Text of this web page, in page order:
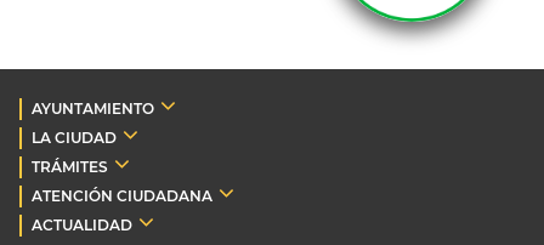
AYUNTAMIENTO
LA CIUDAD
TRÁMITES
ATENCIÓN CIUDADANA
ACTUALIDAD